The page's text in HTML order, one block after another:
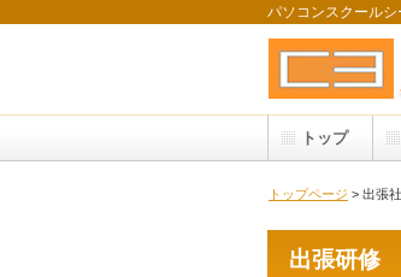
パソコンスクール
トップページ > 出張
出張研修
トップ